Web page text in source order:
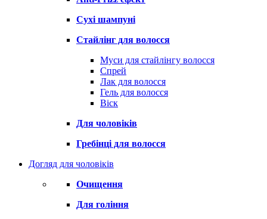
Сухі шампуні
Стайлінг для волосся
Муси для стайлінгу волосся
Спрей
Лак для волосся
Гель для волосся
Віск
Для чоловіків
Гребінці для волосся
Догляд для чоловіків
Очищення
Для гоління